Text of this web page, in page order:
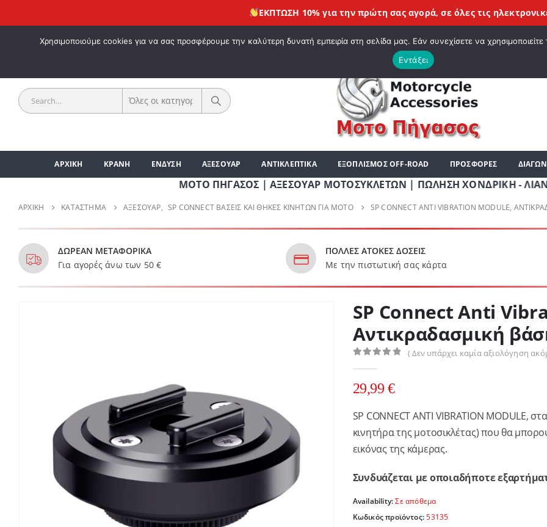
ΚΑΛΩΣ ΗΡΘΑΤΕ ΣΤΟ E-SHOP ΜΟΤΟ ΠΗΓΑΣΟΣ ! | ΣΧΕΤΙΚΆ ΜΕ ΕΜΆΣ BLOG
ΑΡΧΙΚΗ ΚΡΑΝΗ ΕΝΔΥΣΗ ΑΞΕΣΟΥΑΡ ΑΝΤΙΚΛΕΠΤΙΚΑ ΕΞΟΠΛΙΣΜΟΣ OFF-ROAD ΠΡΟΣΦΟΡΕΣ
ΜΟΤΟ ΠΗΓΑΣΟΣ | ΑΞΕΣΟΥΑΡ ΜΟΤΟΣΥΚΛΕΤΩΝ | ΠΩΛΗΣΗ ΧΟΝΔΡΙΚΗ - ΛΙΑΝΙΚΗ | ΤΗΛ.
ΑΡΧΙΚΉ ΚΑΤΆΣΤΗΜΑ ΑΞΕΣΟΥΑΡ, SP CONNECT ΒΆΣΕΙΣ ΚΑΙ ΘΉΚΕΣ ΚΙΝΗΤΏΝ ΓΙΑ ΜΟΤΟ SP CONNECT ANTI VIBRATION MODULE,
ΔΩΡΕΑΝ ΜΕΤΑΦΟΡΙΚΑ
Για αγορές άνω των 50 €
ΠΟΛΛΕΣ ΑΤΟΚΕΣ ΔΟΣΕΙΣ
Με την πιστωτική σας κάρτα
SP Connect Anti
Αντικραδασμική
( Δεν υπάρχει καμία αξιολόγηση
29,99 €
SP CONNECT ANTI VIBRATION MODULE,
κινητήρα της μοτοσικλέτας) που θα
εικόνας της κάμερας.
Συνδυάζεται με οποιαδήποτε
Availability:Σε απόθεμα
Κωδικός προϊόντος:53135
ΕΚΠΤΩΣΗ 10% για την πρώτη σας αγορά, σε όλες τιςηλεκτρονικές
Χρησιμοποιούμε cookies για να σας προσφέρουμε την καλύτερη δυνατή εμπειρία στη σελίδα μας. Εάν συνεχίσετε να
Εντάξει